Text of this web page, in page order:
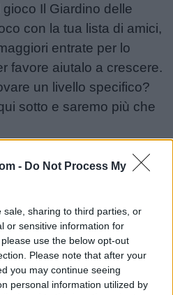
- Do Not Process My
sale, sharing to third parties, or
or sensitive information for
use the below opt-out
Please note that after your
you may continue seeing
personal information utilized by
Il Giardino delle
con la tua lista di amici,
entrate per lo
favore aiutalo a crescere.
un livello specifico?
sotto e saremo più che